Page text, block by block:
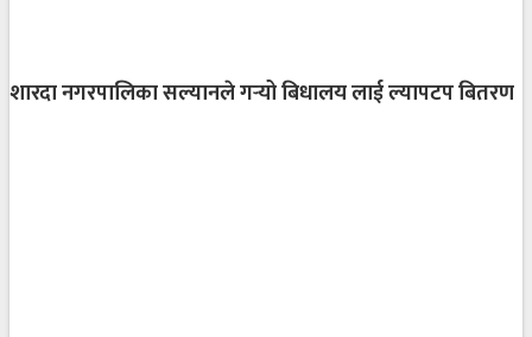
शारदा नगरपालिका सल्यानले गर्‍यो बिधालय लाई ल्यापटप बितरण